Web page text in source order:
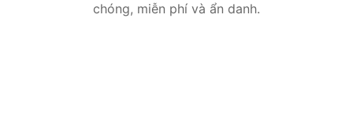
chóng, miễn phí và ẩn danh.